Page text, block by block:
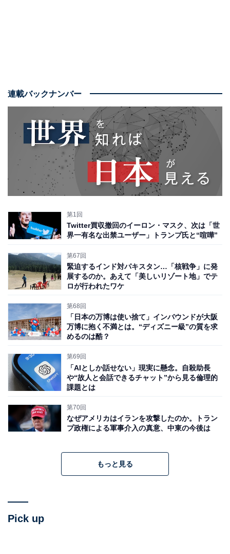
連載バックナンバー
第1回
Twitter買収撤回のイーロン・マスク、次は「世
界一有名な出禁ユーザー」トランプ氏と“喧嘩”
第67回
緊迫するインド対パキスタン…「核戦争」に発
展するのか。あえて「美しいリゾート地」でテ
ロが行われたワケ
第68回
「日本の万博は使い捨て」インバウンドが大阪
万博に抱く不満とは。“ディズニー級”の質を求
めるのは酷？
第69回
「AIとしか話せない」現実に懸念。自殺助長
や“故人と会話できるチャット”から見る倫理的
課題とは
第70回
なぜアメリカはイランを攻撃したのか。トラン
プ政権による軍事介入の真意、中東の今後は
もっと見る
Pick up